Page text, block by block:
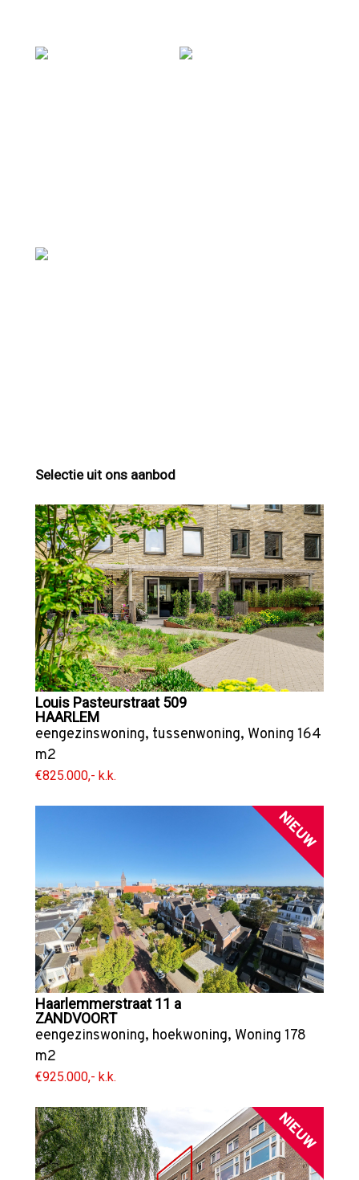
Selectie uit ons aanbod
Louis Pasteurstraat 509
HAARLEM
eengezinswoning, tussenwoning, Woning 164
m2
€825.000,- k.k.
NIEUW
Haarlemmerstraat 11 a
ZANDVOORT
eengezinswoning, hoekwoning, Woning 178
m2
€925.000,- k.k.
NIEUW